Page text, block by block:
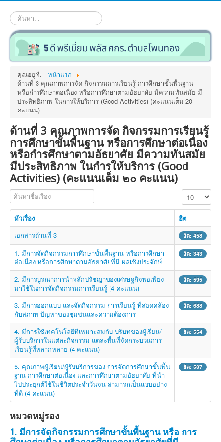
ค้นหา...
คุณอยู่ที่:
หน้าแรก
ด้านที่ 3 คุณภาพการจัด กิจกรรมการเรียนรู้ การศึกษาขั้นพื้นฐาน
หรือกำรศึกษาต่อเนื่อง หรือการศึกษาตามอัธยาศัย มีความทันสมัย มี
ประสิทธิภาพ ในการให้บริการ (Good Activities) (คะแนนเต็ม 20
คะแนน)
ด้านที่ 3 คุณภาพการจัด กิจกรรมการเรียนรู้
การศึกษาขั้นพื้นฐาน หรือการศึกษาต่อเนื่อง
หรือกำรศึกษาตามอัธยาศัย มีความทันสมัย
มีประสิทธิภาพ ในกำรให้บริการ (Good
Activities) (คะแนนเต็ม ๒๐ คะแนน)
ค้นหาชื่อเรือง แสดง #
หัวเรื่อง
ฮิต
เอกสารด้านที่ 3
ฮิต: 458
1. มีการจัดกิจกรรมการศึกษาขั้นพื้นฐาน หรือการศึกษา
ต่อเนื่อง หรือการศึกษาตามอัธยาศัยที่มี ผลเชิงประจักษ์
ฮิต: 343
2. มีการบูรณาการนำหลักปรัชญาของเศรษฐกิจพอเพียง
มาใช้ในการจัดกิจกรรมการเรียนรู้ (4 คะแนน)
ฮิต: 595
3. มีการออกแบบ และจัดกิจกรรม การเรียนรู้ ที่สอดคล้อง
กับสภาพ ปัญหาของชุมชนและความต้องการ
ฮิต: 688
4. มีการใช้เทคโนโลยีที่เหมาะสมกับ บริบทของผู้เรียน/
ผู้รับบริการในแต่ละกิจกรรม แต่ละพื้นที่จัดกระบวนการ
เรียนรู้ที่หลากหลาย (4 คะแนน)
ฮิต: 554
5. คุณภาพผู้เรียน/ผู้รับบริการของ การจัดการศึกษาขั้นพื้น
ฐาน การศึกษาต่อเนื่อง และการศึกษาตามอัธยาศัย ที่นำ
ไปประยุกต์ใช้ในชีวิตประจำวันจน สามารถเป็นแบบอย่าง
ที่ดี (4 คะแนน)
ฮิต: 587
หมวดหมู่รอง
1. มีการจัดกิจกรรมการศึกษาขั้นพื้นฐาน หรือ การ